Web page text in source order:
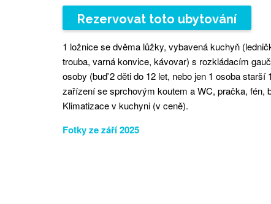
Rezervovat toto ubytování
1 ložnice se dvěma lůžky, vybavená kuchyň
trouba, varná konvice, kávovar) s rozkládacím
osoby (buď 2 děti do 12 let, nebo jen 1 osoba starší
zařízení se sprchovým koutem a WC, pračka, fén,
Klimatizace v kuchyni (v ceně).
Fotky ze září 2025